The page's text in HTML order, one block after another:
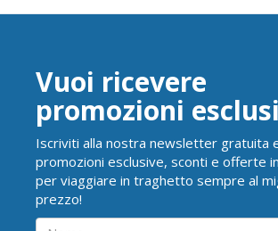
Vuoi ricevere
promozioni
Iscriviti alla nostra newsletter gratuita
promozioni esclusive, sconti e offerte
per viaggiare in traghetto sempre al
prezzo!